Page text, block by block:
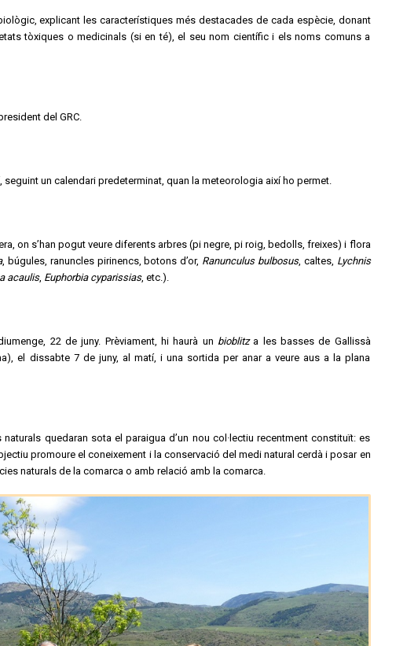
explicant les característiques més destacades de cada espècie, donant
tòxiques o medicinals (si en té), el seu nom científic i els noms comuns a
del GRC.
un calendari predeterminat, quan la meteorologia així ho permet.
on s’han pogut veure diferents arbres (pi negre, pi roig, bedolls, freixes) i flora
, búgules, ranuncles pirinencs, botons d’or, Ranunculus bulbosus, caltes, Lychnis
acaulis, Euphorbia cyparissias, etc.).
22 de juny. Prèviament, hi haurà un bioblitza les basses de Gallissà
el dissabte 7 de juny, al matí, i una sortida per anar a veure aus a la plana
quedaran sota el paraigua d’un nou col·lectiu recentment constituït: es
promoure el coneixement i la conservació del medi natural cerdà i posar en
naturals de la comarca o amb relació amb la comarca.